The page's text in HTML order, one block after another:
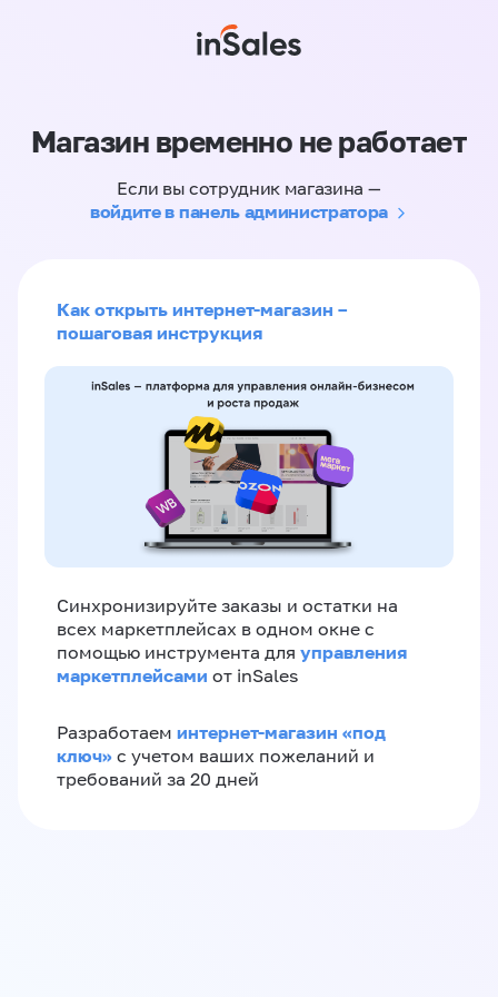
Магазин временно не работает
Если вы сотрудник магазина —
войдите в панель администратора
Как открыть интернет-магазин –
пошаговая инструкция
Синхронизируйте заказы и остатки на
всех маркетплейсах в одном окне с
помощью инструмента для управления
маркетплейсами от inSales
Разработаем интернет-магазин «‎под
ключ»‎ с учетом ваших пожеланий и
требований за 20 дней